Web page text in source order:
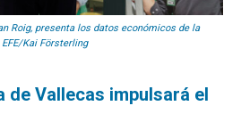
Roig, presenta los datos económicos de la
Kai Försterling
de Vallecas impulsará el